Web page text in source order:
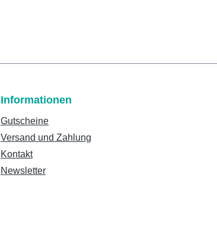
Informationen
Gutscheine
Versand und Zahlung
Kontakt
Newsletter